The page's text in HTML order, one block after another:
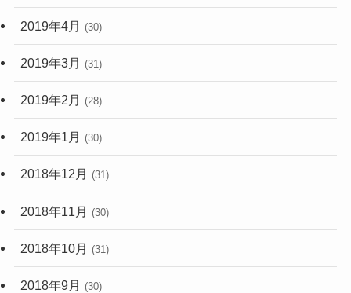
2019年4月 (30)
2019年3月 (31)
2019年2月 (28)
2019年1月 (30)
2018年12月 (31)
2018年11月 (30)
2018年10月 (31)
2018年9月 (30)